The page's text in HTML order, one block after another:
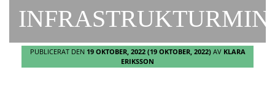
PUBLICERAT DEN 19 OKTOBER, 2022(19 OKTOBER, 2022) AV KLARA
ERIKSSON